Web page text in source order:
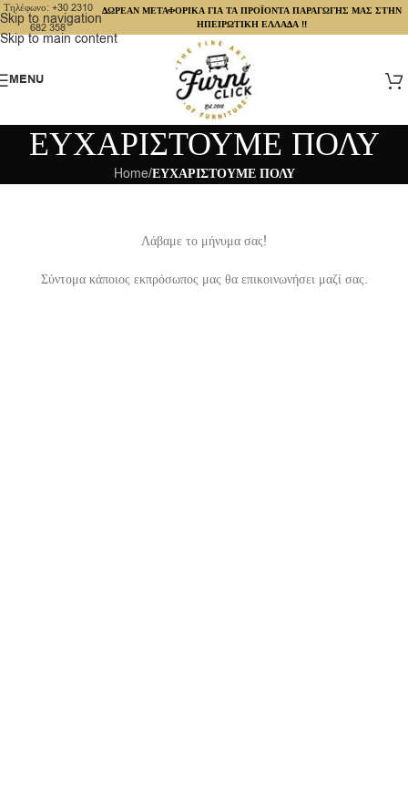
Skip to navigation
Skip to main content
Τηλέφωνο: +30 2310
682 358
ΔΩΡΕΑΝ ΜΕΤΑΦΟΡΙΚΑ ΓΙΑ ΤΑ ΠΡΟΪΟΝΤΑ ΠΑΡΑΓΩΓΗΣ ΜΑΣ ΣΤΗΝ
ΗΠΕΙΡΩΤΙΚΗ ΕΛΛΑΔΑ !!
MENU
ΕΥΧΑΡΙΣΤΟΥΜΕ ΠΟΛΥ
Home/ΕΥΧΑΡΙΣΤΟΥΜΕ ΠΟΛΥ
Λάβαμε το μήνυμα σας!
Σύντομα κάποιος εκπρόσωπος μας θα επικοινωνήσει μαζί σας.